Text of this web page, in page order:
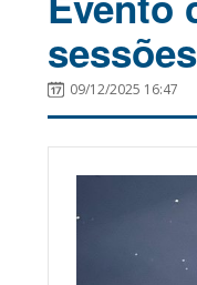
09/12/2025 16:47